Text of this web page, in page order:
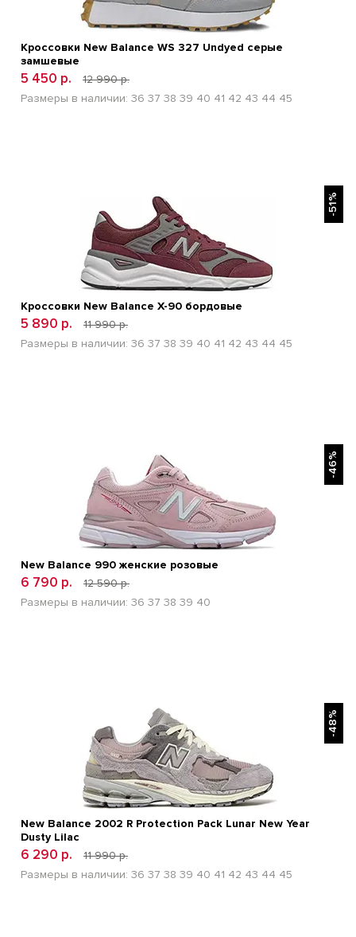
Кроссовки New Balance WS 327 Undyed серые
замшевые
5 450 р.
12 990 р.
Размеры в наличии: 36 37 38 39 40 41 42 43 44 45
-51%
Кроссовки New Balance Х-90 бордовые
5 890 р.
11 990 р.
Размеры в наличии: 36 37 38 39 40 41 42 43 44 45
-46%
New Balance 990 женские розовые
6 790 р.
12 590 р.
Размеры в наличии: 36 37 38 39 40
-48%
New Balance 2002 R Protection Pack Lunar New Year
Dusty Lilac
6 290 р.
11 990 р.
Размеры в наличии: 36 37 38 39 40 41 42 43 44 45